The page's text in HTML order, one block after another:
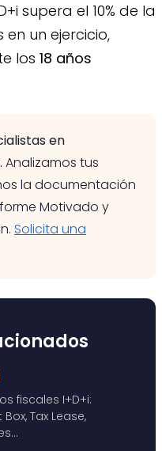
supera el 10% de la
un ejercicio,
los 18 años
en
Analizamos tus
la documentación
Motivado y
Solicita una
fiscales I+D+i:
Tax Lease,